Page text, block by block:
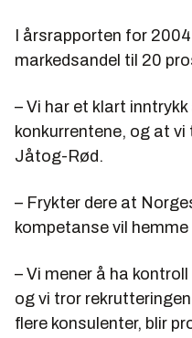
I årsrapporten for
markedsandel til 20
– Vi har et klart
konkurrentene, og at
Jåtog-Rød.
– Frykter dere at
kompetanse vil
– Vi mener å ha
og vi tror
flere konsulenter, blir